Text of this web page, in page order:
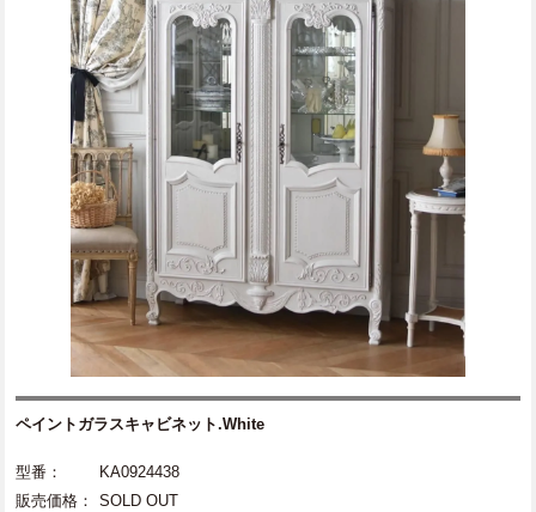
ペイントガラスキャビネット.White
型番：
KA0924438
販売価格：
SOLD OUT